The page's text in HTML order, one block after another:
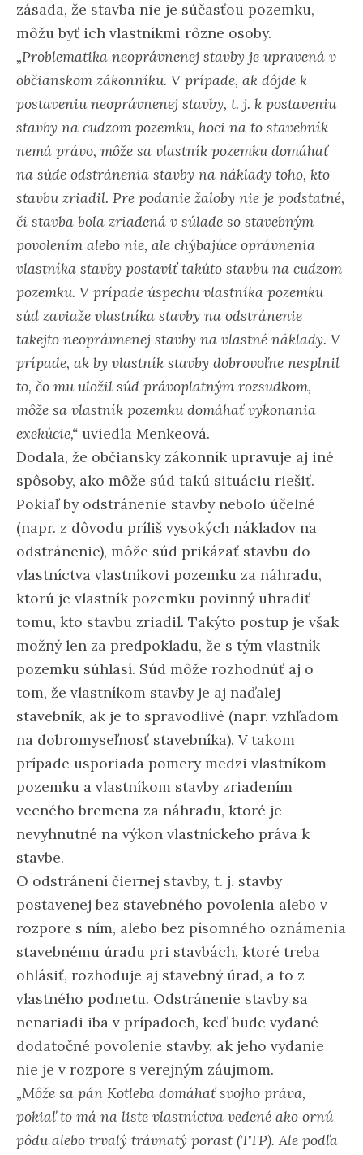
zásada, že stavba nie je súčasťou pozemku,
môžu byť ich vlastníkmi rôzne osoby.
„Problematika neoprávnenej stavby je upravená v
občianskom zákonníku. V prípade, ak dôjde k
postaveniu neoprávnenej stavby, t. j. k postaveniu
stavby na cudzom pozemku, hoci na to stavebník
nemá právo, môže sa vlastník pozemku domáhať
na súde odstránenia stavby na náklady toho, kto
stavbu zriadil. Pre podanie žaloby nie je podstatné,
či stavba bola zriadená v súlade so stavebným
povolením alebo nie, ale chýbajúce oprávnenia
vlastníka stavby postaviť takúto stavbu na cudzom
pozemku. V prípade úspechu vlastníka pozemku
súd zaviaže vlastníka stavby na odstránenie
takejto neoprávnenej stavby na vlastné náklady. V
prípade, ak by vlastník stavby dobrovoľne nesplnil
to, čo mu uložil súd právoplatným rozsudkom,
môže sa vlastník pozemku domáhať vykonania
exekúcie,“ uviedla Menkeová.
Dodala, že občiansky zákonník upravuje aj iné
spôsoby, ako môže súd takú situáciu riešiť.
Pokiaľ by odstránenie stavby nebolo účelné
(napr. z dôvodu príliš vysokých nákladov na
odstránenie), môže súd prikázať stavbu do
vlastníctva vlastníkovi pozemku za náhradu,
ktorú je vlastník pozemku povinný uhradiť
tomu, kto stavbu zriadil. Takýto postup je však
možný len za predpokladu, že s tým vlastník
pozemku súhlasí. Súd môže rozhodnúť aj o
tom, že vlastníkom stavby je aj naďalej
stavebník, ak je to spravodlivé (napr. vzhľadom
na dobromyseľnosť stavebníka). V takom
prípade usporiada pomery medzi vlastníkom
pozemku a vlastníkom stavby zriadením
vecného bremena za náhradu, ktoré je
nevyhnutné na výkon vlastníckeho práva k
stavbe.
O odstránení čiernej stavby, t. j. stavby
postavenej bez stavebného povolenia alebo v
rozpore s ním, alebo bez písomného oznámenia
stavebnému úradu pri stavbách, ktoré treba
ohlásiť, rozhoduje aj stavebný úrad, a to z
vlastného podnetu. Odstránenie stavby sa
nenariadi iba v prípadoch, keď bude vydané
dodatočné povolenie stavby, ak jeho vydanie
nie je v rozpore s verejným záujmom.
„Môže sa pán Kotleba domáhať svojho práva,
pokiaľ to má na liste vlastníctva vedené ako ornú
pôdu alebo trvalý trávnatý porast (TTP). Ale podľa